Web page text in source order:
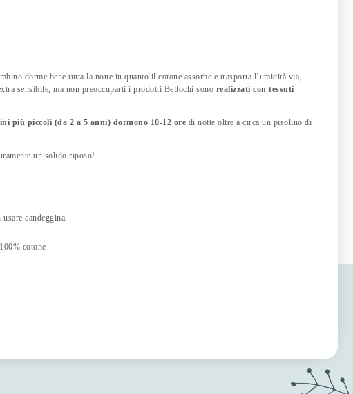
dorme bene tutta la notte in quanto il cotone assorbe e trasporta l’umidità via,
sensibile, ma non preoccuparti i prodotti Bellochi sono realizzati con tessuti
più piccoli (da 2 a 5 anni) dormono 10-12 ore di notte oltre a circa un pisolino di
un solido riposo!
candeggina.
100% cotone